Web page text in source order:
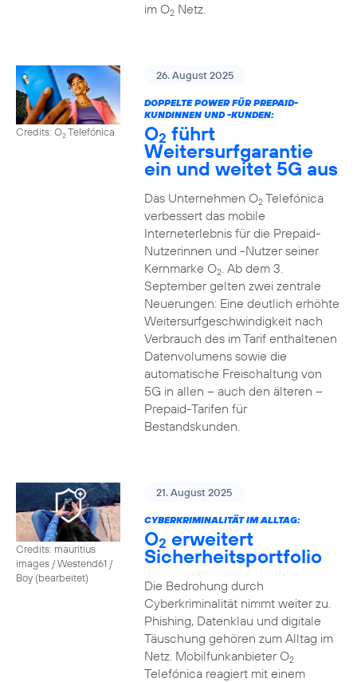
im O2Netz.
Credits: O2Telefónica
26. August 2025
DOPPELTE POWER FÜR PREPAID-
KUNDINNEN UND -KUNDEN:
O2 führt
Weitersurfgarantie
ein und weitet 5G aus
Das Unternehmen O2Telefónica
verbessert das mobile
Interneterlebnis für die Prepaid-
Nutzerinnen und -Nutzer seiner
Kernmarke O2. Ab dem 3.
September gelten zwei zentrale
Neuerungen: Eine deutlich erhöhte
Weitersurfgeschwindigkeit nach
Verbrauch des im Tarif enthaltenen
Datenvolumens sowie die
automatische Freischaltung von
5G in allen – auch den älteren –
Prepaid-Tarifen für
Bestandskunden.
Credits: mauritius
images / Westend61 /
Boy (bearbeitet)
21. August 2025
CYBERKRIMINALITÄT IM ALLTAG:
O2 erweitert
Sicherheitsportfolio
Die Bedrohung durch
Cyberkriminalität nimmt weiter zu.
Phishing, Datenklau und digitale
Täuschung gehören zum Alltag im
Netz. Mobilfunkanbieter O2
Telefónica reagiert mit einem